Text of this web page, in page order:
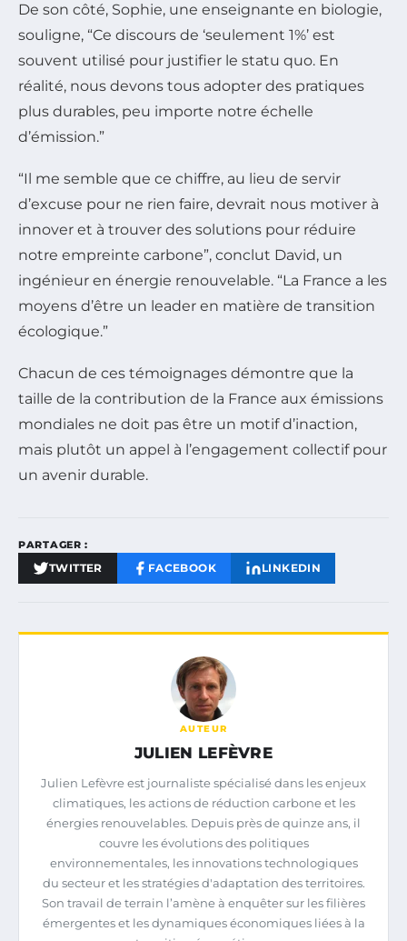
De son côté, Sophie, une enseignante en biologie,
souligne, “Ce discours de ‘seulement 1%’ est
souvent utilisé pour justifier le statu quo. En
réalité, nous devons tous adopter des pratiques
plus durables, peu importe notre échelle
d’émission.”
“Il me semble que ce chiffre, au lieu de servir
d’excuse pour ne rien faire, devrait nous motiver à
innover et à trouver des solutions pour réduire
notre empreinte carbone”, conclut David, un
ingénieur en énergie renouvelable. “La France a les
moyens d’être un leader en matière de transition
écologique.”
Chacun de ces témoignages démontre que la
taille de la contribution de la France aux émissions
mondiales ne doit pas être un motif d’inaction,
mais plutôt un appel à l’engagement collectif pour
un avenir durable.
PARTAGER :
TWITTER FACEBOOK LINKEDIN
AUTEUR
JULIEN LEFÈVRE
Julien Lefèvre est journaliste spécialisé dans les enjeux
climatiques, les actions de réduction carbone et les
énergies renouvelables. Depuis près de quinze ans, il
couvre les évolutions des politiques
environnementales, les innovations technologiques
du secteur et les stratégies d'adaptation des territoires.
Son travail de terrain l’amène à enquêter sur les filières
émergentes et les dynamiques économiques liées à la